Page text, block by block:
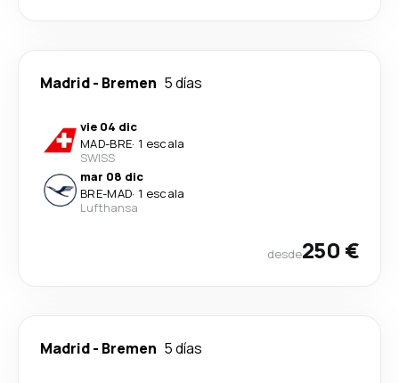
Madrid- Bremen 5 días
vie 04 dic
MAD-BRE· 1 escala
SWISS
mar 08 dic
BRE-MAD· 1 escala
Lufthansa
desde250 €
Madrid- Bremen 5 días